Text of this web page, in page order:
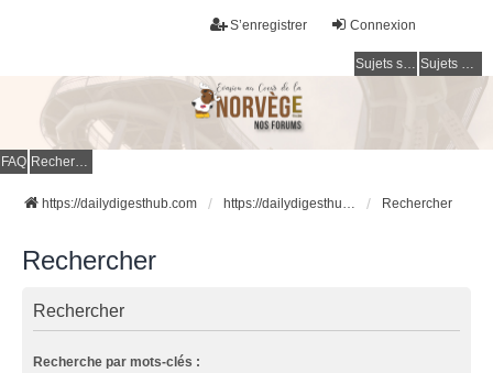
Connexion
S’enregistrer
Sujets sans réponse Sujets actifs
FAQ Rechercher
https://dailydigesthub.com https://dailydigesthub.com Rechercher
Rechercher
Rechercher
Recherche par mots-clés :